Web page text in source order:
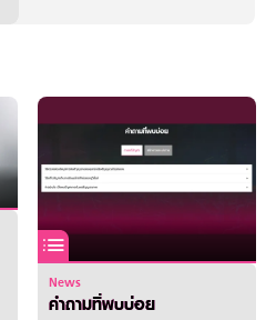
News
คำถามที่พบบ่อย